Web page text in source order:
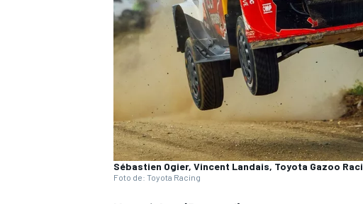
Sébastien Ogier, Vincent Landais, Toyota Gazoo
Foto de: Toyota Racing